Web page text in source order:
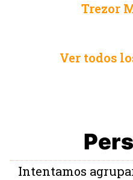
Trezor
Ver todos
Intentamos